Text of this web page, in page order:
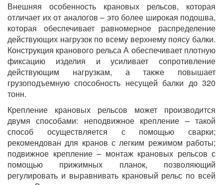
Внешняя особенность крановых рельсов, которая
отличает их от аналогов – это более широкая подошва,
которая обеспечивает равномерное распределение
действующих нагрузок по всему верхнему поясу балки.
Конструкция кранового рельса А обеспечивает плотную
фиксацию изделия и усиливает сопротивление
действующим нагрузкам, а также повышает
грузоподъемную способность несущей балки до 320
тонн.
Крепление крановых рельсов может производится
двумя способами: неподвижное крепление – такой
способ осуществляется с помощью сварки;
рекомендован для кранов с легким режимом работы;
подвижное крепление – монтаж крановых рельсов с
помощью прижимных планок, позволяющий
регулировать и выравнивать крановый рельс по всей